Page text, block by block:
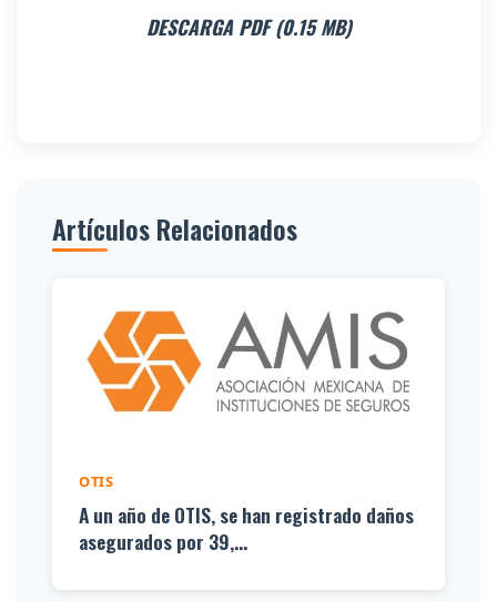
DESCARGA PDF (0.15 MB)
Artículos Relacionados
OTIS
A un año de OTIS, se han registrado daños
asegurados por 39,...